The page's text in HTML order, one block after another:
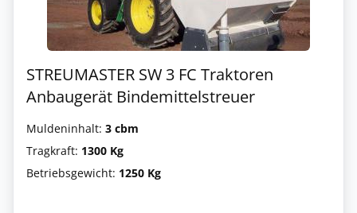
STREUMASTER SW 3 FC Traktoren
Anbaugerät Bindemittelstreuer
Muldeninhalt: 3 cbm
Tragkraft: 1300 Kg
Betriebsgewicht: 1250 Kg